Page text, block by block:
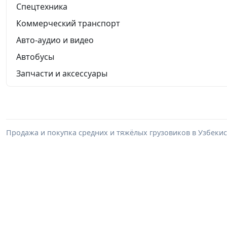
Спецтехника
Коммерческий транспорт
Авто-аудио и видео
Автобусы
Запчасти и аксессуары
Продажа и покупка средних и тяжёлых грузовиков в